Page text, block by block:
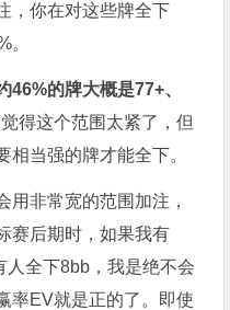
，你在对这些牌全下
。
46%的牌大概是77+、
得这个范围太紧了，但
相当强的牌才能全下。
用非常宽的范围加注，
赛后期时，如果我有
全下8bb，我是绝不会
率EV就是正的了。即使